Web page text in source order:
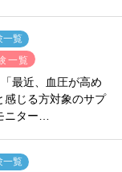
一覧
一覧
最近、血圧が高め
じる方対象のサプ
ニター…
一覧